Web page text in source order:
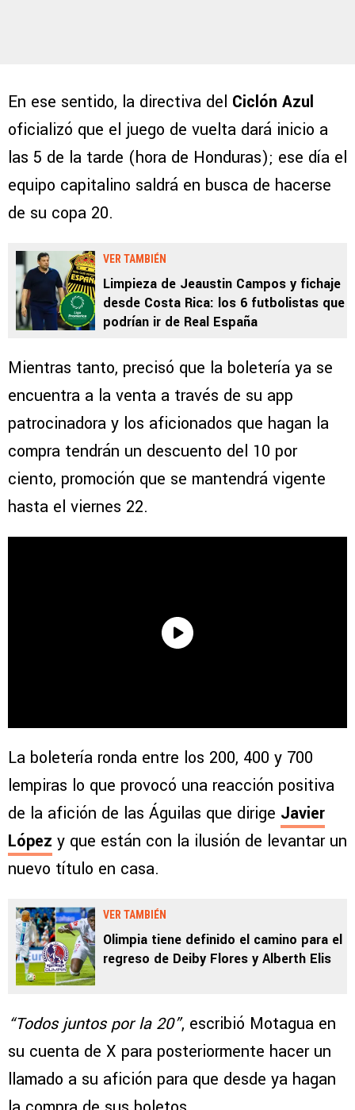
En ese sentido, la directiva del Ciclón Azul
oficializó que el juego de vuelta dará inicio a
las 5 de la tarde (hora de Honduras); ese día el
equipo capitalino saldrá en busca de hacerse
de su copa 20.
VER TAMBIÉN
Limpieza de Jeaustin Campos y fichaje
desde Costa Rica: los 6 futbolistas que
podrían ir de Real España
Mientras tanto, precisó que la boletería ya se
encuentra a la venta a través de su app
patrocinadora y los aficionados que hagan la
compra tendrán un descuento del 10 por
ciento, promoción que se mantendrá vigente
hasta el viernes 22.
La boletería ronda entre los 200, 400 y 700
lempiras lo que provocó una reacción positiva
de la afición de las Águilas que dirige Javier
López y que están con la ilusión de levantar un
nuevo título en casa.
VER TAMBIÉN
Olimpia tiene definido el camino para el
regreso de Deiby Flores y Alberth Elis
“Todos juntos por la 20”, escribió Motagua en
su cuenta de X para posteriormente hacer un
llamado a su afición para que desde ya hagan